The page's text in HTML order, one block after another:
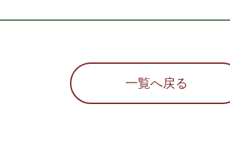
一覧へ戻る